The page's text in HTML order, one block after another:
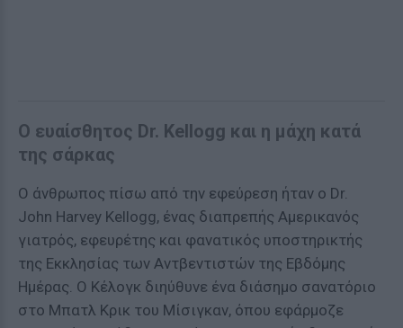
Ο ευαίσθητος Dr. Kellogg και η μάχη κατά
της σάρκας
Ο άνθρωπος πίσω από την εφεύρεση ήταν ο Dr.
John Harvey Kellogg, ένας διαπρεπής Αμερικανός
γιατρός, εφευρέτης και φανατικός υποστηρικτής
της Εκκλησίας των Αντβεντιστών της Εβδόμης
Ημέρας. Ο Κέλογκ διηύθυνε ένα διάσημο σανατόριο
στο Μπατλ Κρικ του Μίσιγκαν, όπου εφάρμοζε